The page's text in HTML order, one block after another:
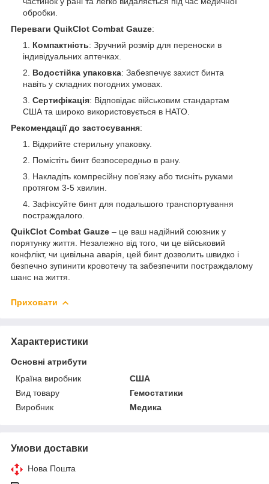
обробки.
Переваги QuikClot Combat Gauze:
Компактність: Зручний розмір для переноски в
індивідуальних аптечках.
Водостійка упаковка: Забезпечує захист бинта
навіть у складних погодних умовах.
Сертифікація: Відповідає військовим стандартам
США та широко використовується в НАТО.
Рекомендації до застосування:
Відкрийте стерильну упаковку.
Помістіть бинт безпосередньо в рану.
Накладіть компресійну пов’язку або тисніть руками
протягом 3-5 хвилин.
Зафіксуйте бинт для подальшого транспортування
постраждалого.
QuikClot Combat Gauze – це ваш надійний союзник у
порятунку життя. Незалежно від того, чи це військовий
конфлікт, чи цивільна аварія, цей бинт дозволить швидко і
безпечно зупинити кровотечу та забезпечити постраждалому
шанс на життя.
Приховати
Характеристики
Основні атрибути
Країна виробник
США
Вид товару
Гемостатики
Виробник
Медика
Умови доставки
Нова Пошта